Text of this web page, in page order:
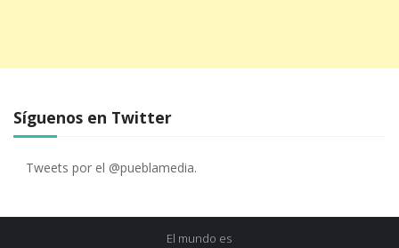
Síguenos en Twitter
Tweets por el @pueblamedia.
El mundo es